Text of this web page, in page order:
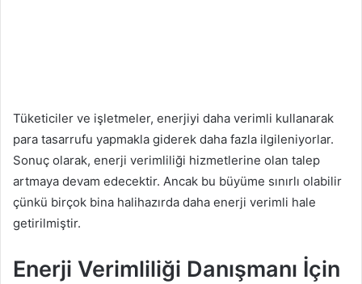
Tüketiciler ve işletmeler, enerjiyi daha verimli kullanarak
para tasarrufu yapmakla giderek daha fazla ilgileniyorlar.
Sonuç olarak, enerji verimliliği hizmetlerine olan talep
artmaya devam edecektir. Ancak bu büyüme sınırlı olabilir
çünkü birçok bina halihazırda daha enerji verimli hale
getirilmiştir.
Enerji Verimliliği Danışmanı İçin